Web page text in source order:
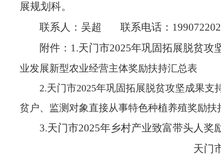
展规划科。
联系人：吴超
联系电话：
附件： 1.天门市2025年巩固拓展脱贫攻
业发展新型农业经营主体奖励扶持汇总表
2.天门市2025年巩固拓展脱贫攻坚成果支
贫户、监测对象直接从事特色种植养殖奖励扶
3.天门市2025年乡村产业致富带头人奖
天门